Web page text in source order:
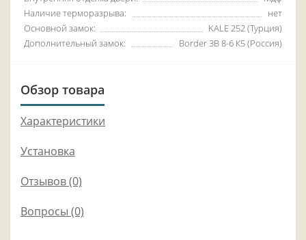
Наличие терморазрыва:
нет
Основной замок:
KALE 252 (Турция)
Дополнительный замок:
Border ЗВ 8-6 К5 (Россия)
Обзор товара
Характеристики
Установка
Отзывов (0)
Вопросы (0)